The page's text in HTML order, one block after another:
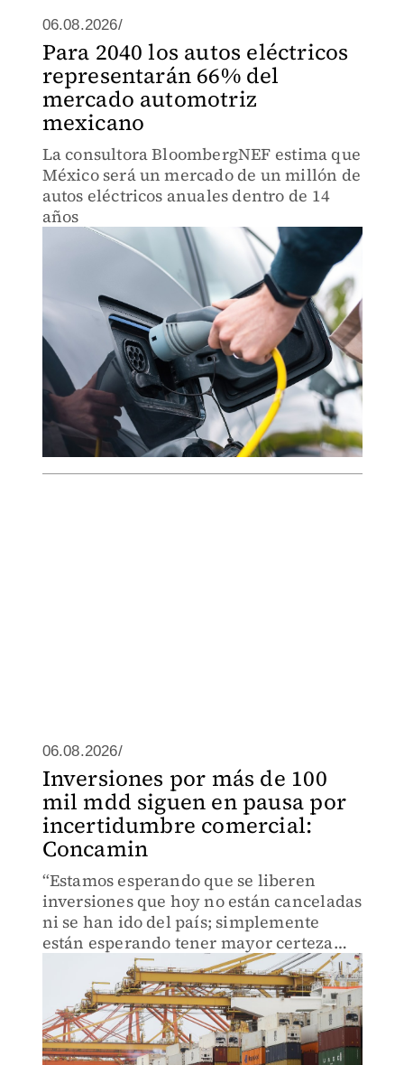
06.08.2026/
Para 2040 los autos eléctricos
representarán 66% del
mercado automotriz
mexicano
La consultora BloombergNEF estima que
México será un mercado de un millón de
autos eléctricos anuales dentro de 14
años
06.08.2026/
Inversiones por más de 100
mil mdd siguen en pausa por
incertidumbre comercial:
Concamin
“Estamos esperando que se liberen
inversiones que hoy no están canceladas
ni se han ido del país; simplemente
están esperando tener mayor certeza
sobre lo que viene”, señaló la
organización empresarial.